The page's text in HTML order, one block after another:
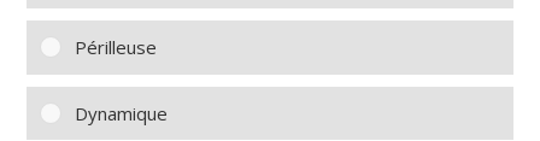
Périlleuse
Dynamique